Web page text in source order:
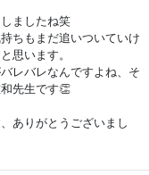
ましたね笑
ちもまだ追いついていけ
思います。
レバレなんですよね、そ
先生です👏
ありがとうございまし